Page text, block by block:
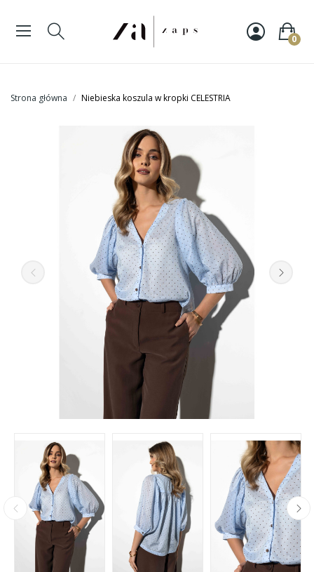
0
Strona główna Niebieska koszula w kropki CELESTRIA